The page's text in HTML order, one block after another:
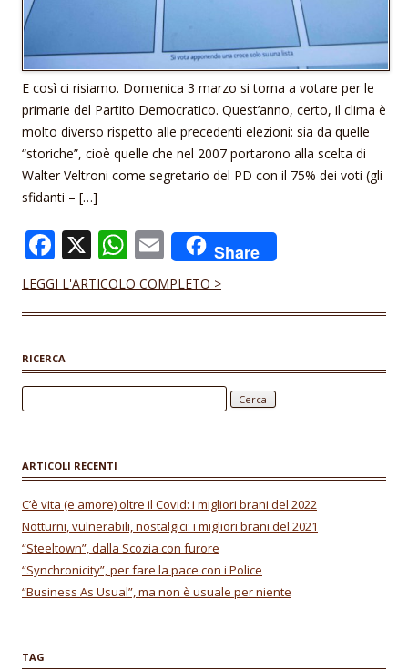
E così ci risiamo. Domenica 3 marzo si torna a votare per le
primarie del Partito Democratico. Quest’anno, certo, il clima è
molto diverso rispetto alle precedenti elezioni: sia da quelle
“storiche”, cioè quelle che nel 2007 portarono alla scelta di
Walter Veltroni come segretario del PD con il 75% dei voti (gli
sfidanti – […]
F
ac
e
o
o
k
X W
h
at
A
p
p
E
m
ai
Share
LEGGI L'ARTICOLO COMPLETO >
RICERCA
ARTICOLI RECENTI
C’è vita (e amore) oltre il Covid: i migliori brani del 2022
Notturni, vulnerabili, nostalgici: i migliori brani del 2021
“Steeltown”, dalla Scozia con furore
“Synchronicity”, per fare la pace con i Police
“Business As Usual”, ma non è usuale per niente
TAG